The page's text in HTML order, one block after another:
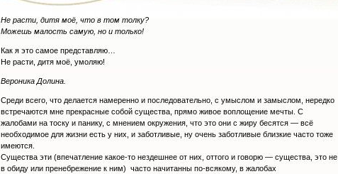
Не расти, дитя моё, что в том толку?
Можешь малость самую, но и только!
Как я это самое представляю…
Не расти, дитя моё, умоляю!
Вероника Долина.
Среди всего, что делается намеренно и последовательно, с умыслом и замыслом, нередко
встречаются мне прекрасные собой существа, прямо живое воплощение мечты. С
жалобами на тоску и панику, с мнением окружения, что это они с жиру бесятся — всё
необходимое для жизни есть у них, и заботливые, ну очень заботливые близкие часто тоже
имеются.
Существа эти (впечатление какое-то нездешнее от них, оттого и говорю — существа, это не
в обиду или пренебрежение к ним) часто начитанны по-всякому, в жалобах